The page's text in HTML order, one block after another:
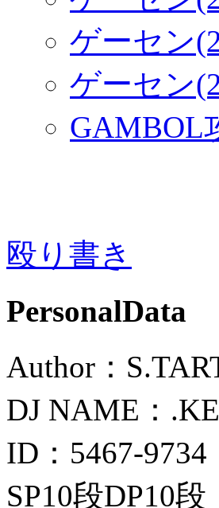
ゲーセン
ゲーセン
GAMBOL
殴り書き
PersonalData
Author：
DJ NAME：
ID：5467-9734
SP10段DP10段